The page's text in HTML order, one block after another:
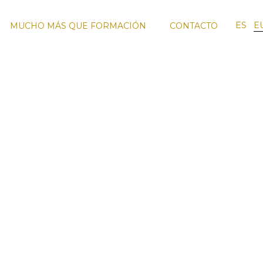
MUCHO MÁS QUE FORMACIÓN CONTACTO ES